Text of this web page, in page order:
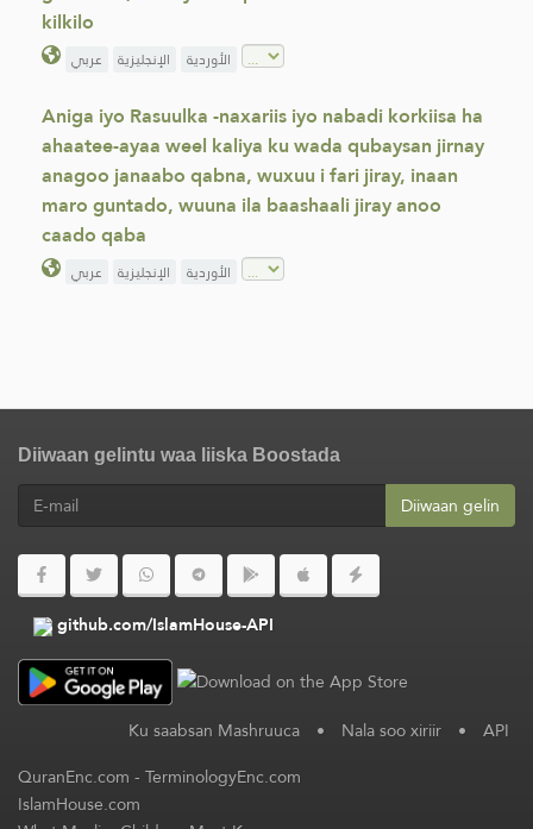
kilkilo
عربي الإنجليزية الأوردية
Aniga iyo Rasuulka -naxariis iyo nabadi korkiisa ha
ahaatee-ayaa weel kaliya ku wada qubaysan jirnay
anagoo janaabo qabna, wuxuu i fari jiray, inaan
maro guntado, wuuna ila baashaali jiray anoo
caado qaba
عربي الإنجليزية الأوردية
Diiwaan gelintu waa liiska Boostada
Diiwaan gelin
github.com/IslamHouse-API
Ku saabsan Mashruuca • Nala soo xiriir • API
QuranEnc.com-TerminologyEnc.com
IslamHouse.com